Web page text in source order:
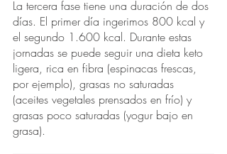
La tercera fase tiene una duración de dos
días. El primer día ingerimos 800 kcal y
el segundo 1.600 kcal. Durante estas
jornadas se puede seguir una dieta keto
ligera, rica en fibra (espinacas frescas,
por ejemplo), grasas no saturadas
(aceites vegetales prensados en frío) y
grasas poco saturadas (yogur bajo en
grasa).